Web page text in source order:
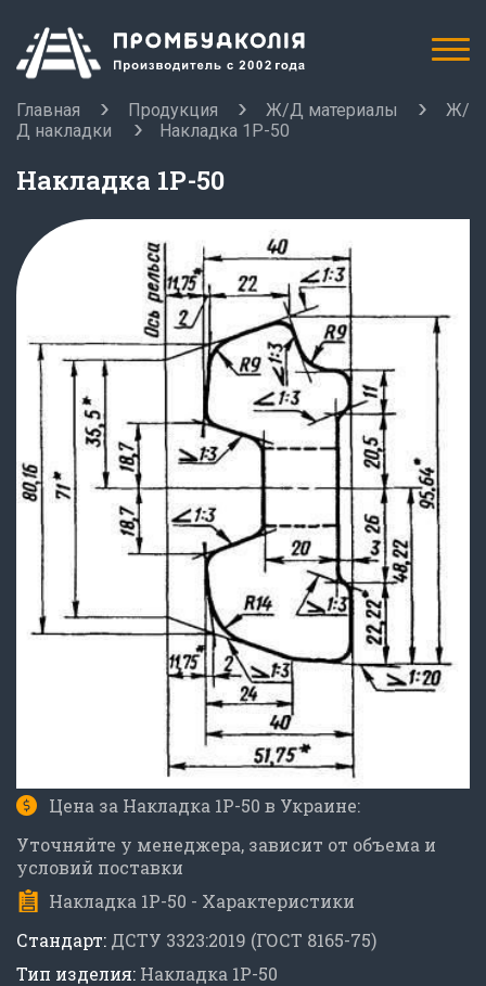
Главная Продукция Ж/Д материалы
Ж/
Д накладки
Накладка 1Р-50
Накладка 1Р-50
Цена за Накладка 1Р-50 в Украине:
Уточняйте у менеджера, зависит от объема и
условий поставки
Накладка 1Р-50 - Характеристики
Стандарт: ДСТУ 3323:2019 (ГОСТ 8165-75)
Тип изделия: Накладка 1Р-50